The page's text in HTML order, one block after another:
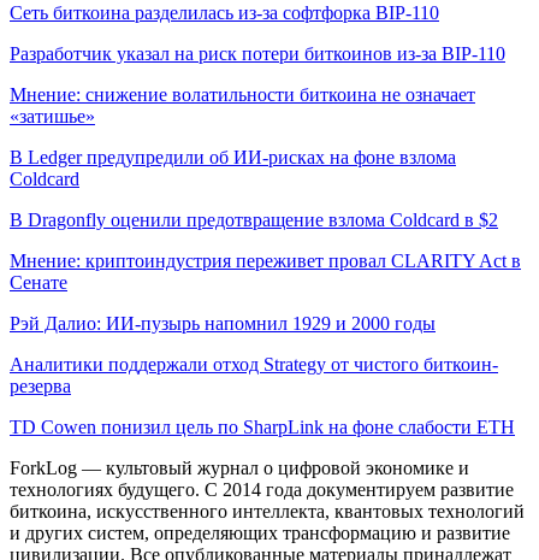
Сеть биткоина разделилась из-за софтфорка BIP-110
Разработчик указал на риск потери биткоинов из-за BIP-110
Мнение: снижение волатильности биткоина не означает
«затишье»
В Ledger предупредили об ИИ-рисках на фоне взлома
Coldcard
В Dragonfly оценили предотвращение взлома Coldcard в $2
Мнение: криптоиндустрия переживет провал CLARITY Act в
Сенате
Рэй Далио: ИИ-пузырь напомнил 1929 и 2000 годы
Аналитики поддержали отход Strategy от чистого биткоин-
резерва
TD Cowen понизил цель по SharpLink на фоне слабости ETH
ForkLog — культовый журнал о цифровой экономике и
технологиях будущего. С 2014 года документируем развитие
биткоина, искусственного интеллекта, квантовых технологий
и других систем, определяющих трансформацию и развитие
цивилизации. Все опубликованные материалы принадлежат